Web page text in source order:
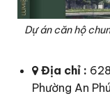
Dự án căn hộ
Địa chỉ:
Phường An